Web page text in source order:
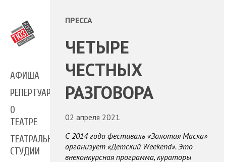
АФИША
РЕПЕРТУАР
О
ТЕАТРЕ
ТЕАТРАЛЬНЫЕ
СТУДИИ
ПРЕССА
ЧЕТЫРЕ
ЧЕСТНЫХ
РАЗГОВОРА
02 апреля 2021
С 2014 года фестиваль «Золотая Маска»
организует «Детский Weekend». Это
внеконкурсная программа, кураторы